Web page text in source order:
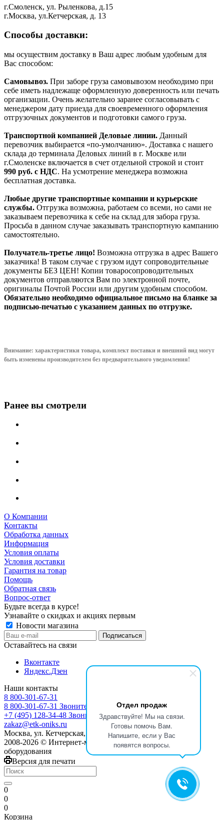
Отдел продаж
Здравствуйте! Мы на связи.
Готовы помочь Вам.
Напишите, если у Вас
появятся вопросы.
г.Смоленск, ул. Рыленкова, д.15
г.Москва, ул.Кетчерская, д. 13
Способы доставки:
мы осуществим доставку в Ваш адрес любым удобным для
Вас способом:
Самовывоз. При заборе груза самовывозом необходимо при
себе иметь надлежаще оформленную доверенность или печать
организации. Очень желательно заранее согласовывать с
менеджером дату приезда для своевременного оформления
отгрузочных документов и подготовки самого груза.
Транспортной компанией Деловые линии. Данный
перевозчик выбирается «по-умолчанию». Доставка с нашего
склада до терминала Деловых линий в г. Москве или
г.Смоленске включается в счет отдельной строкой и стоит
990 руб. с НДС. На усмотрение менеджера возможна
бесплатная доставка.
Любые другие транспортные компании и курьерские
службы. Отгрузка возможна, работаем со всеми, но сами не
заказываем перевозчика к себе на склад для забора груза.
Просьба в данном случае заказывать транспортную кампанию
самостоятельно.
Получатель-третье лицо! Возможна отгрузка в адрес Вашего
заказчика! В таком случае с грузом идут сопроводительные
документы БЕЗ ЦЕН! Копии товаросопроводительных
документов отправляются Вам по электронной почте,
оригиналы Почтой России или другим удобным способом.
Обязательно необходимо официальное письмо на бланке за
подписью-печатью с указанием данных по отгрузке.
Внимание: характеристики товара, комплект поставки и внешний вид могут
быть изменены производителем без предварительного уведомления!
Ранее вы смотрели
О Компании
Контакты
Обработка данных
Информация
Условия оплаты
Условия доставки
Гарантия на товар
Помощь
Обратная связь
Вопрос-ответ
Будьте всегда в курсе!
Узнавайте о скидках и акциях первым
Новости магазина
Оставайтесь на связи
Вконтакте
Яндекс.Дзен
Наши контакты
8 800-301-67-31
8 800-301-67-31 Звоните с 9:00 до 17:00
+7 (495) 128-34-48 Звоните с 8:30 до 17:30
zakaz@etk-oniks.ru
Москва, ул. Кетчерская,13
2008-2026 © Интернет-магазин электротехнического
оборудования
Версия для печати
0
0
0
Корзина